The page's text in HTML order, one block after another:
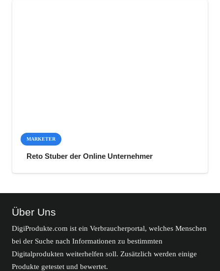
MARKETER
Reto Stuber der Online Unternehmer
Über Uns
DigiProdukte.com ist ein Verbraucherportal, welches Menschen
bei der Suche nach Informationen zu bestimmten
Digitalprodukten weiterhelfen soll. Zusätzlich werden einige
Produkte getestet und bewertet.